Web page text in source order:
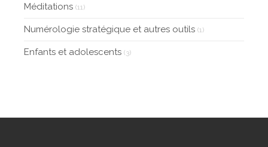
Méditations (11)
Numérologie stratégique et autres outils (1)
Enfants et adolescents (3)